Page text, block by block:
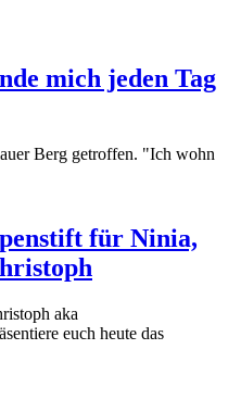
mich jeden Tag
Berg getroffen. "Ich wohn
für Ninia,
aka
euch heute das